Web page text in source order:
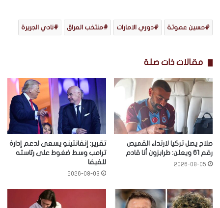
حسين عموتة دوري الامارات منتخب العراق نادي الجريرة
مقالات ذات صلة
صلاح يصل تركيا لارتداء القميص
رقم 61 ويعلن: طرابزون أنا قادم
2026-08-05
تقرير: إنفانتينو يسعى لدعم إدارة
ترامب وسط ضغوط على رئاسته
للفيفا
2026-08-03